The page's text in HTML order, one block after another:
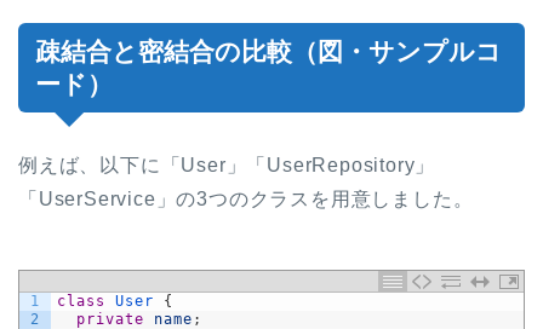
疎結合と密結合の比較（図・サンプルコ
ード）
例えば、以下に「User」「UserRepository」
「UserService」の3つのクラスを用意しました。
1
2
class User
{
private
name ;